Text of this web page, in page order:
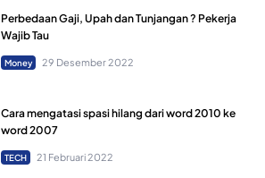
Perbedaan Gaji, Upah dan Tunjangan ? Pekerja
Wajib Tau
Money 29 Desember 2022
Cara mengatasi spasi hilang dari word 2010 ke
word 2007
TECH 21 Februari 2022